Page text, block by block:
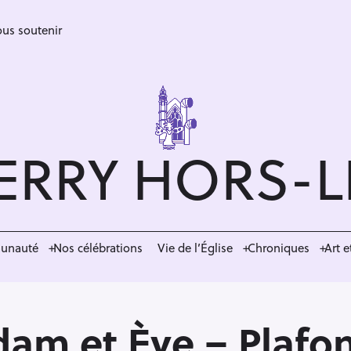
soutenir
HORS-
Nos célébrations Vie de l’Église Chroniques Art